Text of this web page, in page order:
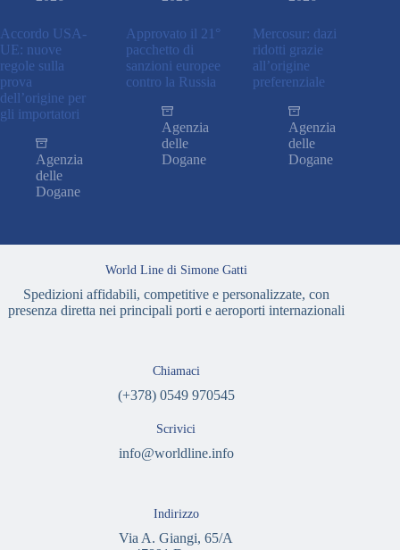
Accordo USA-
UE: nuove
regole sulla
prova
dell’origine per
gli importatori
Agenzia
delle
Dogane
Approvato il 21°
pacchetto di
sanzioni europee
contro la Russia
Agenzia
delle
Dogane
Mercosur: dazi
ridotti grazie
all’origine
preferenziale
Agenzia
delle
Dogane
World Line di Simone Gatti
Spedizioni affidabili, competitive e personalizzate, con
presenza diretta nei principali porti e aeroporti internazionali
Chiamaci
(+378) 0549 970545
Scrivici
info@worldline.info
Indirizzo
Via A. Giangi, 65/A